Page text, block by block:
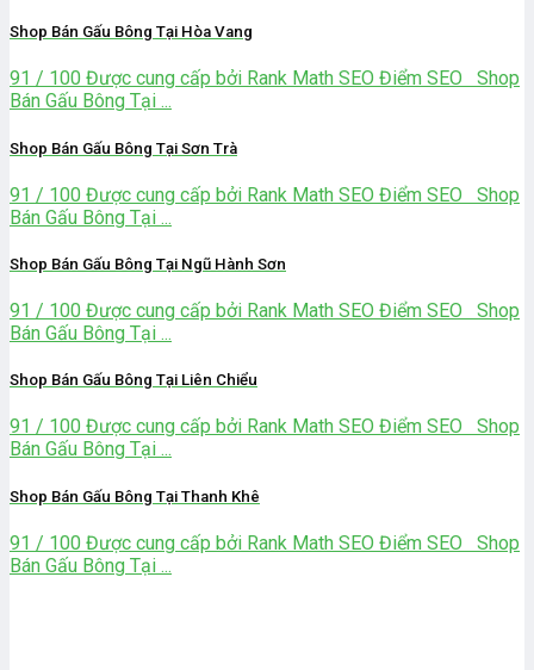
Shop Bán Gấu Bông Tại Hòa Vang
91 / 100 Được cung cấp bởi Rank Math SEO Điểm SEO Shop
Bán Gấu Bông Tại ...
Shop Bán Gấu Bông Tại Sơn Trà
91 / 100 Được cung cấp bởi Rank Math SEO Điểm SEO Shop
Bán Gấu Bông Tại ...
Shop Bán Gấu Bông Tại Ngũ Hành Sơn
91 / 100 Được cung cấp bởi Rank Math SEO Điểm SEO Shop
Bán Gấu Bông Tại ...
Shop Bán Gấu Bông Tại Liên Chiểu
91 / 100 Được cung cấp bởi Rank Math SEO Điểm SEO Shop
Bán Gấu Bông Tại ...
Shop Bán Gấu Bông Tại Thanh Khê
91 / 100 Được cung cấp bởi Rank Math SEO Điểm SEO Shop
Bán Gấu Bông Tại ...